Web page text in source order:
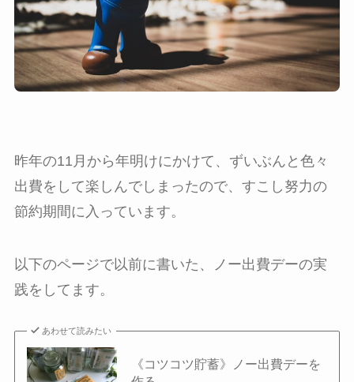
昨年の11月から年明けにかけて、ずいぶんと色々
出費をして楽しんでしまったので、すこし努力の
節約期間に入っています。
以下のページで以前に書いた、ノー出費デーの実
践をしてます。
あわせて読みたい
《コツコツ貯蓄》ノー出費デーを